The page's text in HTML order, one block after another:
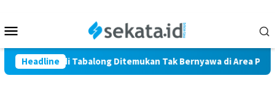
konten
Mobile
Headline
Marindi Tabalong Ditemukan Tak Bernyawa di Area